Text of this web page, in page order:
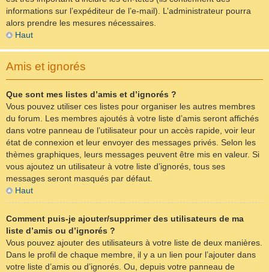
informations sur l’expéditeur de l’e-mail). L’administrateur pourra
alors prendre les mesures nécessaires.
Haut
Amis et ignorés
Que sont mes listes d’amis et d’ignorés ?
Vous pouvez utiliser ces listes pour organiser les autres membres
du forum. Les membres ajoutés à votre liste d’amis seront affichés
dans votre panneau de l’utilisateur pour un accès rapide, voir leur
état de connexion et leur envoyer des messages privés. Selon les
thèmes graphiques, leurs messages peuvent être mis en valeur. Si
vous ajoutez un utilisateur à votre liste d’ignorés, tous ses
messages seront masqués par défaut.
Haut
Comment puis-je ajouter/supprimer des utilisateurs de ma
liste d’amis ou d’ignorés ?
Vous pouvez ajouter des utilisateurs à votre liste de deux manières.
Dans le profil de chaque membre, il y a un lien pour l’ajouter dans
votre liste d’amis ou d’ignorés. Ou, depuis votre panneau de